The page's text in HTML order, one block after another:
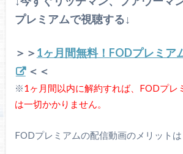
プレミアムで視聴する↓
＞＞ 1ヶ月間無料！FODプレミア
＜＜
※1ヶ月間以内に解約すれば、FODプレ
は一切かかりません。
FODプレミアムの配信動画のメリットは